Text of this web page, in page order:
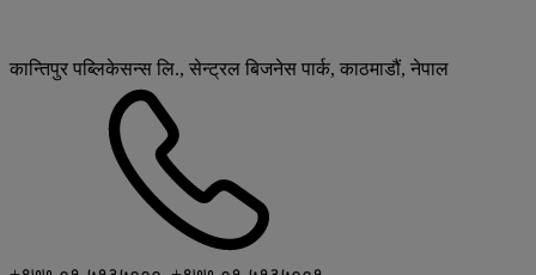
कान्तिपुर पब्लिकेसन्स लि., सेन्ट्रल बिजनेस पार्क, काठमाडौं, नेपाल